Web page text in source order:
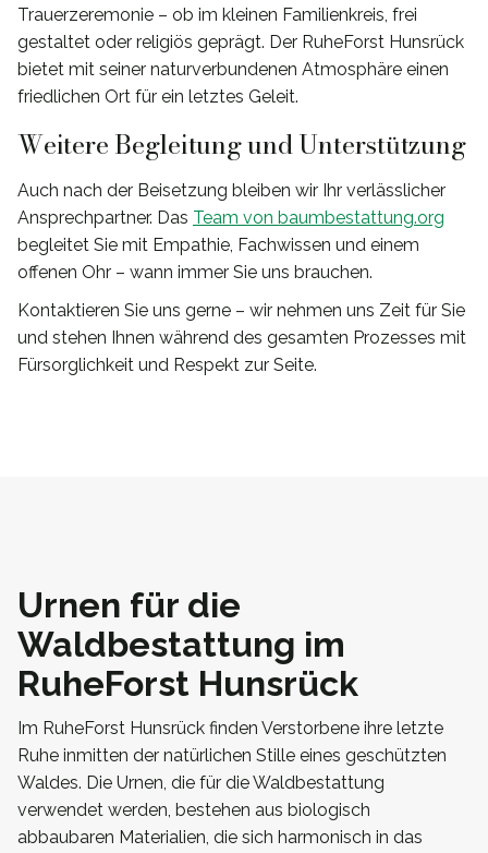
Trauerzeremonie – ob im kleinen Familienkreis, frei
gestaltet oder religiös geprägt. Der RuheForst Hunsrück
bietet mit seiner naturverbundenen Atmosphäre einen
friedlichen Ort für ein letztes Geleit.
Weitere Begleitung und Unterstützung
Auch nach der Beisetzung bleiben wir Ihr verlässlicher
Ansprechpartner. Das Team von baumbestattung.org
begleitet Sie mit Empathie, Fachwissen und einem
offenen Ohr – wann immer Sie uns brauchen.
Kontaktieren Sie uns gerne – wir nehmen uns Zeit für Sie
und stehen Ihnen während des gesamten Prozesses mit
Fürsorglichkeit und Respekt zur Seite.
Urnen für die
Waldbestattung im
RuheForst Hunsrück
Im RuheForst Hunsrück finden Verstorbene ihre letzte
Ruhe inmitten der natürlichen Stille eines geschützten
Waldes. Die Urnen, die für die Waldbestattung
verwendet werden, bestehen aus biologisch
abbaubaren Materialien, die sich harmonisch in das